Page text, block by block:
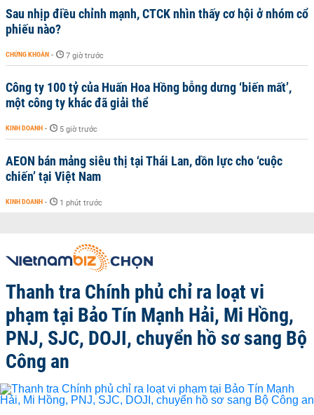
Sau nhịp điều chỉnh mạnh, CTCK nhìn thấy cơ hội ở nhóm cổ
phiếu nào?
CHỨNG KHOÁN - 7 giờ trước
Công ty 100 tỷ của Huấn Hoa Hồng bỗng dưng ‘biến mất’,
một công ty khác đã giải thể
KINH DOANH - 5 giờ trước
AEON bán mảng siêu thị tại Thái Lan, dồn lực cho ‘cuộc
chiến’ tại Việt Nam
KINH DOANH - 1 phút trước
Thanh tra Chính phủ chỉ ra loạt vi
phạm tại Bảo Tín Mạnh Hải, Mi Hồng,
PNJ, SJC, DOJI, chuyển hồ sơ sang Bộ
Công an